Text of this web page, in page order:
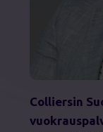
Colliersin